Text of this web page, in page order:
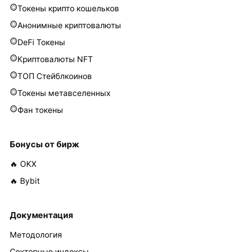
Токены крипто кошельков
Анонимные криптовалюты
DeFi Токены
Криптовалюты NFT
ТОП Стейблкоинов
Токены метавселенных
Фан токены
Бонусы от бирж
🔥 OKX
🔥 Bybit
Документация
Методология